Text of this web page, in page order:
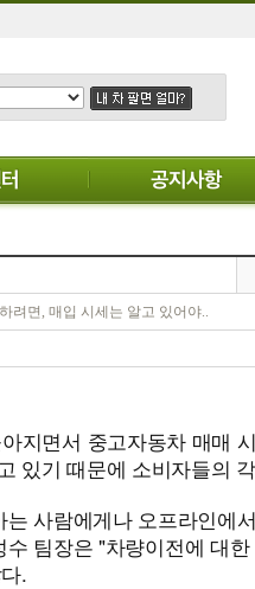
려면, 매입 시세는 알고 있어야..
지면서 중고자동차 매매
있기 때문에 소비자들의
사람에게나 오프라인에
팀장은 "차량이전에 대
.